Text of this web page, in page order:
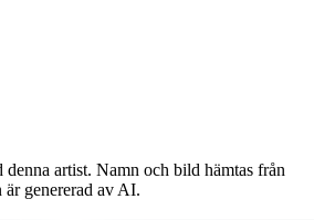
artist. Namn och bild hämtas från
genererad av AI.